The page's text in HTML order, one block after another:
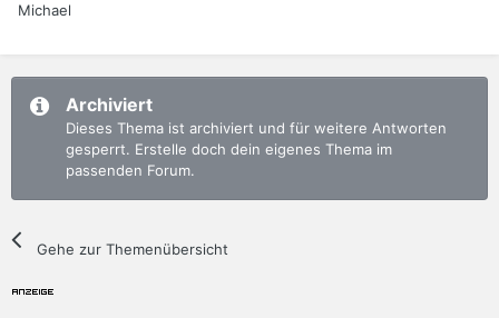
Michael
Archiviert
Dieses Thema ist archiviert und für weitere Antworten
gesperrt. Erstelle doch dein eigenes Thema im
passenden Forum.
Gehe zur Themenübersicht